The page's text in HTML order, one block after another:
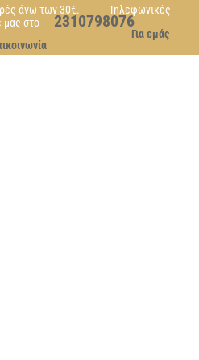
άνω των 30€. Τηλεφωνικές
μας στο 2310798076
Για εμάς